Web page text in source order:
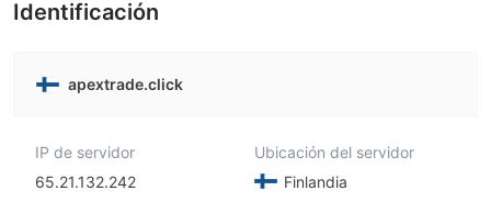
Identificación
apextrade.click
IP de servidor
65.21.132.242
Ubicación del servidor
Finlandia